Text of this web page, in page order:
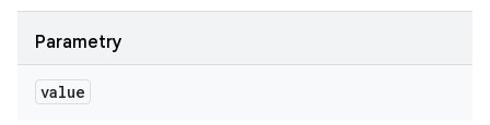
Parametry
value